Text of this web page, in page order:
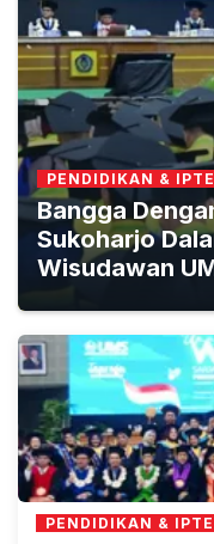
PENDIDIKAN &
Bangga
Sukoharjo
Wisudawan
PENDIDIKAN &